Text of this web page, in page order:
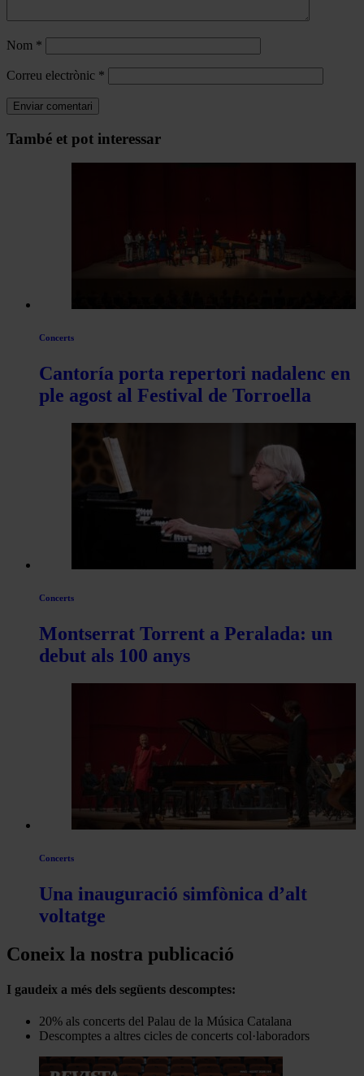
Nom *
Correu electrònic *
Navegar
També et pot interessar
Concerts
Cantoría porta repertori nadalenc en
ple agost al Festival de Torroella
Concerts
Montserrat Torrent a Peralada: un
debut als 100 anys
Concerts
Una inauguració simfònica d’alt
voltatge
Coneix la nostra publicació
I gaudeix a més dels següents descomptes:
20% als concerts del Palau de la Música Catalana
Descomptes a altres cicles de concerts col·laboradors